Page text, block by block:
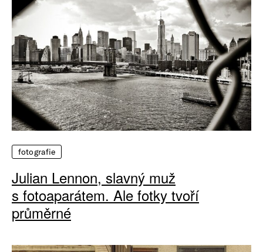
fotografie
Julian Lennon, slavný muž
s fotoaparátem. Ale fotky tvoří
průměrné